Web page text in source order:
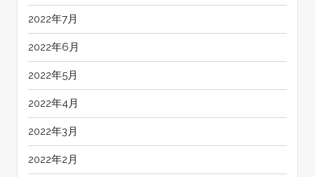
2022年7月
2022年6月
2022年5月
2022年4月
2022年3月
2022年2月